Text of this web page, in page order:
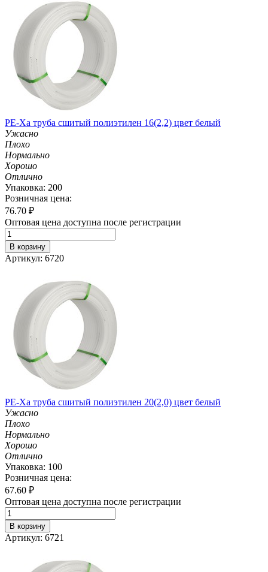
PE-Xa труба сшитый полиэтилен 16(2,2) цвет белый
Ужасно
Плохо
Нормально
Хорошо
Отлично
Упаковка: 200
Розничная цена:
76.70 ₽
Оптовая цена доступна после регистрации
В корзину
Артикул: 6720
PE-Xa труба сшитый полиэтилен 20(2,0) цвет белый
Ужасно
Плохо
Нормально
Хорошо
Отлично
Упаковка: 100
Розничная цена:
67.60 ₽
Оптовая цена доступна после регистрации
В корзину
Артикул: 6721